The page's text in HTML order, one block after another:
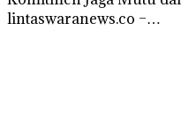
lintaswaranews.co –…